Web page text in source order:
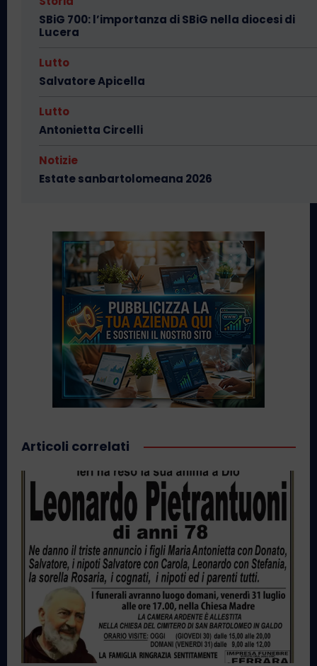
SBiG 700: l’importanza di SBiG nella diocesi di
Lucera
Lutto
Salvatore Apicella
Lutto
Antonietta Circelli
Notizie
Estate sanbartolomeana 2026
Articoli correlati